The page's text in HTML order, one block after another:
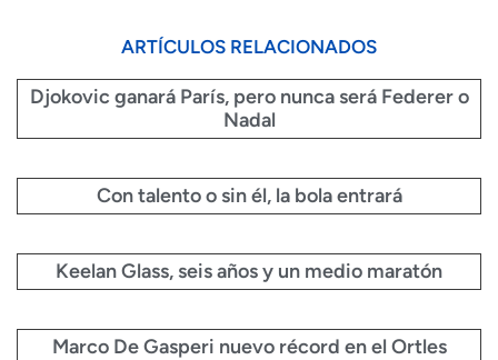
ARTÍCULOS RELACIONADOS
Djokovic ganará París, pero nunca será Federer o
Nadal
Con talento o sin él, la bola entrará
Keelan Glass, seis años y un medio maratón
Marco De Gasperi nuevo récord en el Ortles